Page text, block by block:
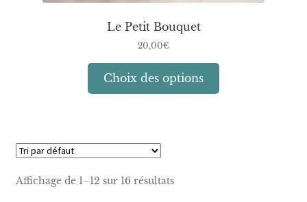
Le Petit Bouquet
20,00€
Choix des options
produit
Affichage de 1–12 sur 16 résultats